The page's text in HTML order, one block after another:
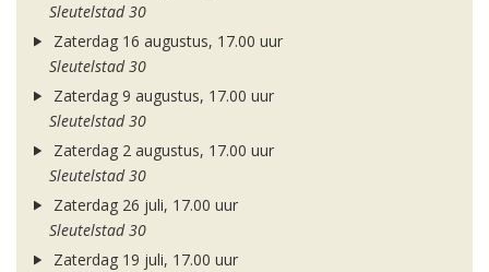
Sleutelstad 30
Zaterdag 16 augustus, 17.00 uur
Sleutelstad 30
Zaterdag 9 augustus, 17.00 uur
Sleutelstad 30
Zaterdag 2 augustus, 17.00 uur
Sleutelstad 30
Zaterdag 26 juli, 17.00 uur
Sleutelstad 30
Zaterdag 19 juli, 17.00 uur